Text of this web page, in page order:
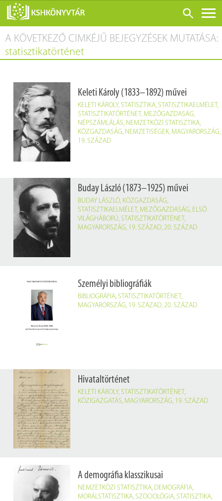
ONLINE KATALÓGUS
RÓLUNK
SZOLGÁLTATÁSOK
KONFERENCIÁK
ADATBÁZISOK
BLOG
A KÖVETKEZŐ CIMKÉJŰ BEJEGYZÉSEK MUTATÁSA:
statisztikatörténet
Keleti Károly (1833–1892) művei
KELETI KÁROLY, STATISZTIKA, STATISZTIKAELMÉLET,
STATISZTIKATÖRTÉNET, MEZŐGAZDASÁG,
NÉPSZÁMLÁLÁS, NEMZETKÖZI STATISZTIKA,
KÖZGAZDASÁG, NEMZETISÉGEK, MAGYARORSZÁG,
19. SZÁZAD
Buday László (1873–1925) művei
BUDAY LÁSZLÓ, KÖZGAZDASÁG,
STATISZTIKAELMÉLET , MEZŐGAZDASÁG, ELSŐ
VILÁGHÁBORÚ, STATISZTIKATÖRTÉNET ,
MAGYARORSZÁG, 19. SZÁZAD, 20. SZÁZAD
Személyi bibliográfiák
BIBLIOGRÁFIA, STATISZTIKATÖRTÉNET ,
MAGYARORSZÁG, 19. SZÁZAD, 20. SZÁZAD
Hivataltörténet
KELETI KÁROLY, STATISZTIKATÖRTÉNET,
KÖZIGAZGATÁS, MAGYARORSZÁG, 19. SZÁZAD
A demográfia klasszikusai
NEMZETKÖZI STATISZTIKA, DEMOGRÁFIA,
MORÁLSTATISZTIKA, SZOCIOLÓGIA, STATISZTIKA,